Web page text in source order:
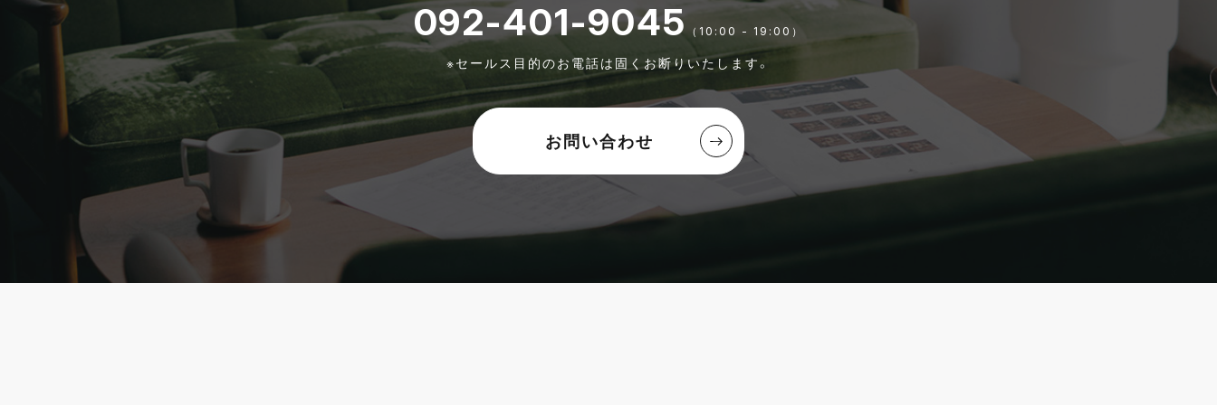
092-401-9045 （10:00 - 19:00）
※セールス目的のお電話は固くお断りいたします。
お問い合わせ